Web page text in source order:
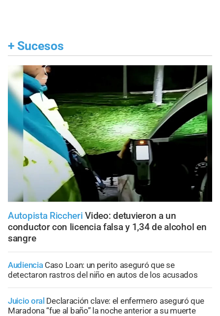
+ Sucesos
Autopista Riccheri Video: detuvieron a un
conductor con licencia falsa y 1,34 de alcohol en
sangre
Audiencia Caso Loan: un perito aseguró que se
detectaron rastros del niño en autos de los acusados
Juicio oral Declaración clave: el enfermero aseguró que
Maradona “fue al baño” la noche anterior a su muerte